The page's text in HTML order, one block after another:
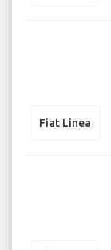
Fiat Linea